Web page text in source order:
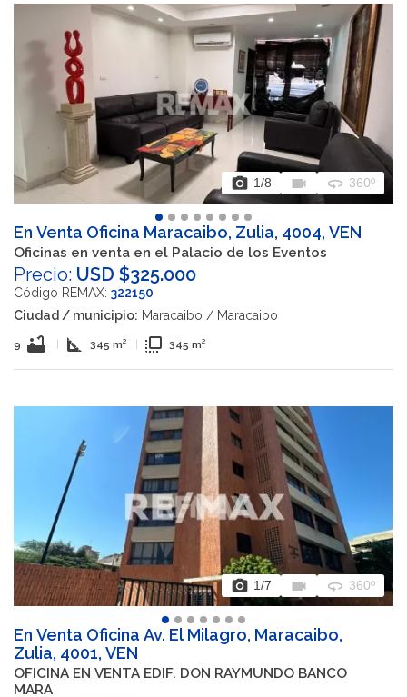
photo_camera 1/8 videocam 360 360º
En Venta Oficina Maracaibo, Zulia, 4004, VEN
Oficinas en venta en el Palacio de los Eventos
Precio: USD $325.000
Código REMAX: 322150
Ciudad / municipio: Maracaibo / Maracaibo
9 bathtub square_foot 345 m² flip_to_front 345 m²
photo_camera 1/7 videocam 360 360º
En Venta Oficina Av. El Milagro, Maracaibo,
Zulia, 4001, VEN
OFICINA EN VENTA EDIF. DON RAYMUNDO BANCO
MARA